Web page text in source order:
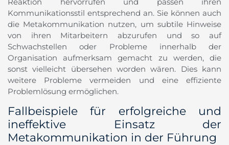
Kommunikationsstil entsprechend an. Sie können auch
die Metakommunikation nutzen, um subtile Hinweise
von ihren Mitarbeitern abzurufen und so auf
Schwachstellen oder Probleme innerhalb der
Organisation aufmerksam gemacht zu werden, die
sonst vielleicht übersehen worden wären. Dies kann
weitere Probleme vermeiden und eine effiziente
Problemlösung ermöglichen.
Fallbeispiele für erfolgreiche und
ineffektive Einsatz der
Metakommunikation in der Führung